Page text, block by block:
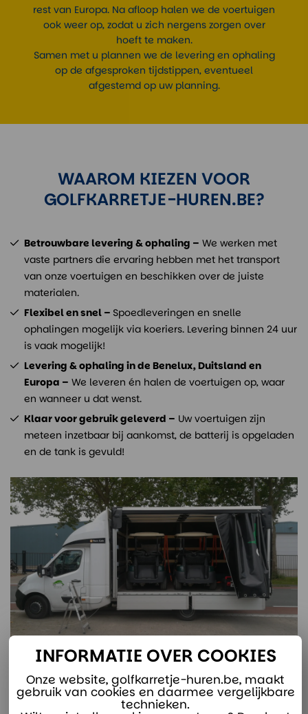
rest van Europa. Na afloop halen we de voertuigen
ook weer op, zodat u zich nergens zorgen over
hoeft te maken.
Samen met u plannen we de levering en ophaling
op de afgesproken tijdstippen, eventueel
afgestemd op uw planning.
WAAROM KIEZEN VOOR
GOLFKARRETJE-HUREN.BE?
Betrouwbare levering & ophaling – We werken met
vaste partners die ervaring hebben met het transport
van onze voertuigen en beschikken over de juiste
materialen.
Flexibel en snel – Spoedleveringen en snelle
ophalingen mogelijk via koeriers. Levering binnen 24 uur
is vaak mogelijk!
Levering & ophaling in de Benelux, Duitsland en
Europa – We leveren én halen de voertuigen op, waar
en wanneer u dat wenst.
Klaar voor gebruik geleverd – Uw voertuigen zijn
meteen inzetbaar bij aankomst, de batterij is opgeladen
en de tank is gevuld!
INFORMATIE OVER COOKIES
Onze website, golfkarretje-huren.be, maakt
gebruik van cookies en daarmee vergelijkbare
technieken.